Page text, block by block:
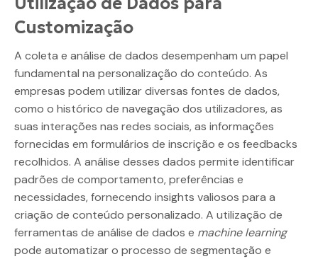
Customização
A coleta e análise de dados desempenham um papel
fundamental na personalização do conteúdo. As
empresas podem utilizar diversas fontes de dados,
como o histórico de navegação dos utilizadores, as
suas interações nas redes sociais, as informações
fornecidas em formulários de inscrição e os feedbacks
recolhidos. A análise desses dados permite identificar
padrões de comportamento, preferências e
necessidades, fornecendo insights valiosos para a
criação de conteúdo personalizado. A utilização de
ferramentas de análise de dados e machine learning
pode automatizar o processo de segmentação e